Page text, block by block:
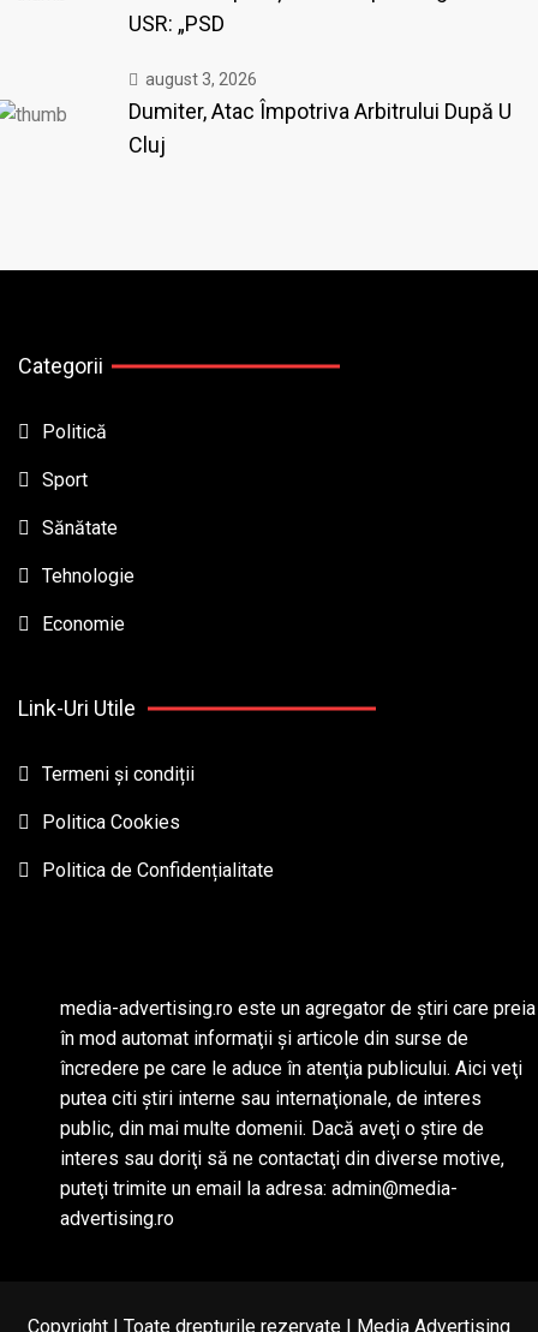
USR: „PSD
august 3, 2026
Dumiter, Atac Împotriva Arbitrului După U
Cluj
Categorii
Politică
Sport
Sănătate
Tehnologie
Economie
Link-Uri Utile
Termeni și condiții
Politica Cookies
Politica de Confidențialitate
media-advertising.ro este un agregator de ştiri care preia
în mod automat informaţii şi articole din surse de
încredere pe care le aduce în atenţia publicului. Aici veţi
putea citi ştiri interne sau internaţionale, de interes
public, din mai multe domenii. Dacă aveţi o ştire de
interes sau doriţi să ne contactaţi din diverse motive,
puteţi trimite un email la adresa: admin@media-
advertising.ro
Copyright | Toate drepturile rezervate | Media Advertising